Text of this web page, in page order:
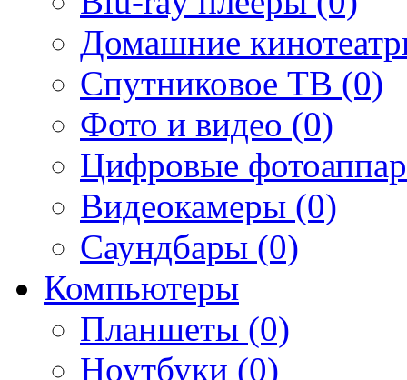
Домашние
Спутниковое ТВ (0)
Фото и видео (0)
Цифровые
Видеокамеры (0)
Саундбары (0)
Компьютеры
Планшеты (0)
Ноутбуки (0)